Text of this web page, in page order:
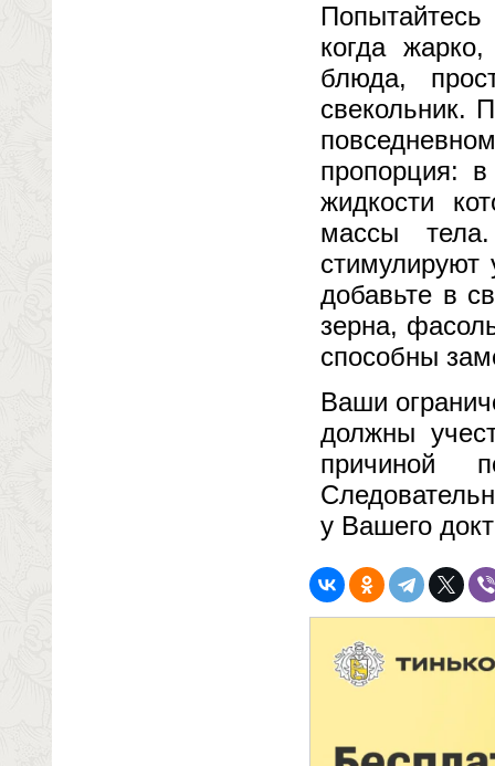
когда
блюда,
свекольник.
пропорция:
жидкости
массы
добавьте в
зерна,
способны
Ваши
должны
причиной
у Вашего